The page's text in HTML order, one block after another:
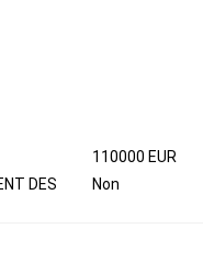
110000 EUR
DES
Non